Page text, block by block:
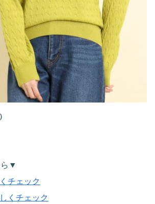
ら▼
チェック
くチェック